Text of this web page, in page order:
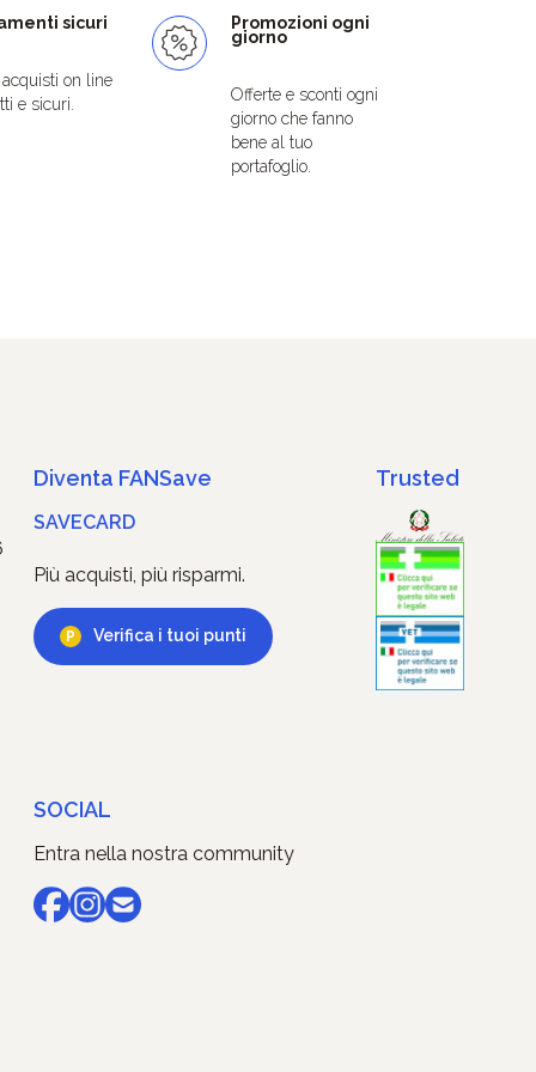
sicuri
acquisti on line
e sicuri.
Promozioni ogni
giorno
Offerte e sconti ogni
giorno che fanno
bene al tuo
portafoglio.
Diventa FANSave
SAVECARD
Più acquisti, più risparmi.
Verifica i tuoi punti
SOCIAL
Entra nella nostra community
Trusted